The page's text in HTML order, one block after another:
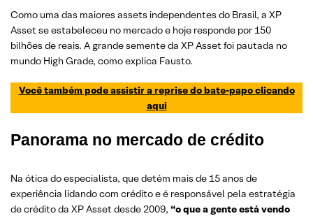
Como uma das maiores assets independentes do Brasil, a XP
Asset se estabeleceu no mercado e hoje responde por 150
bilhões de reais. A grande semente da XP Asset foi pautada no
mundo High Grade, como explica Fausto.
Você também pode assistir a reprise do bate-papo clicando
aqui
Panorama no mercado de crédito
Na ótica do especialista, que detém mais de 15 anos de
experiência lidando com crédito e é responsável pela estratégia
de crédito da XP Asset desde 2009, “o que a gente está vendo